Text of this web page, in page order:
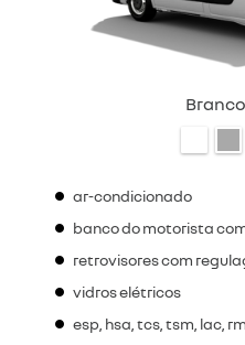
ar-condicionado
banco do motorista
retrovisores com
vidros elétricos
esp, hsa, tcs, tsm, lac,